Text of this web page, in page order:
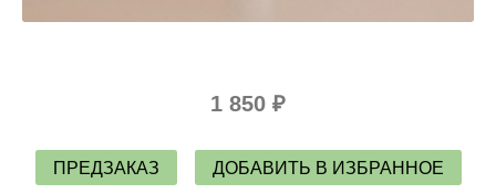
1 850 ₽
ПРЕДЗАКАЗ ДОБАВИТЬ В ИЗБРАННОЕ